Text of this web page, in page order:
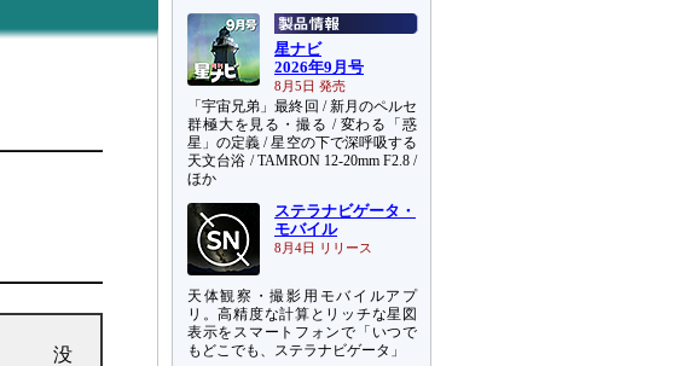
没
星ナビ
2026年9月号
8月5日 発売
「宇宙兄弟」最終回 / 新月のペルセ
群極大を見る・撮る / 変わる「惑
星」の定義 / 星空の下で深呼吸する
天文台浴 / TAMRON 12-20mm F2.8 /
ほか
ステラナビゲータ・
モバイル
8月4日 リリース
天体観察・撮影用モバイルアプ
リ。高精度な計算とリッチな星図
表示をスマートフォンで「いつで
もどこでも、ステラナビゲータ」